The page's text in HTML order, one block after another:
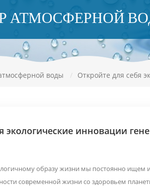
АТМОСФЕРНОЙ
воды / Откройте для себя
экологические инновации
образу жизни мы постоянно ищем
современной жизни со здоровьем